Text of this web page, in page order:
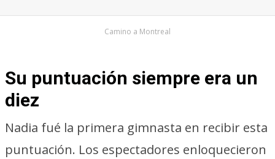
Camino a Montreal
Su puntuación siempre era un
diez
Nadia fué la primera gimnasta en recibir esta
puntuación. Los espectadores enloquecieron